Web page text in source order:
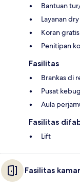
Bantuan
Layanan
Koran
Penitipan
Fasilitas
Brankas di
Pusat
Aula
Fasilitas
Lift
Fasilitas kamar